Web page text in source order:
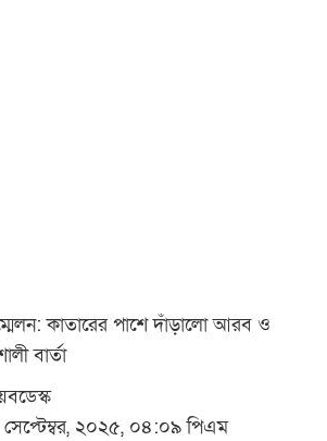
কাতারের পাশে দাঁড়ালো আরব ও
বার্তা
সেপ্টেম্বর, ২০২৫, ০৪:০৯ পিএম